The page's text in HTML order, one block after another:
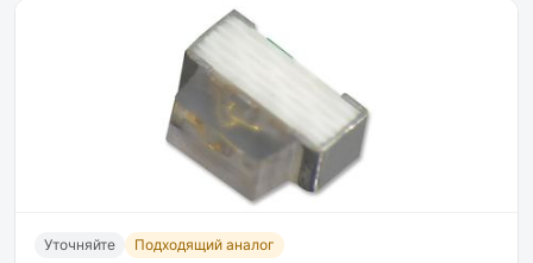
Уточняйте Подходящий аналог